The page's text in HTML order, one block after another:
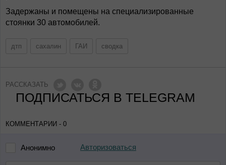
Задержаны и помещены на специализированные
стоянки 30 автомобилей.
дтп сахалин ГАИ сводка
РАССКАЗАТЬ
ПОДПИСАТЬСЯ В TELEGRAM
КОММЕНТАРИИ - 0
Анонимно Авторизоваться